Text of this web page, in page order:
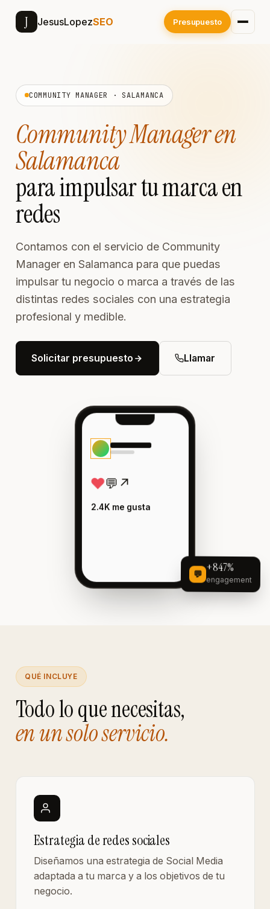
J JesusLopezSEO Presupuesto
COMMUNITY MANAGER · SALAMANCA
Community Manager en
Salamanca
para impulsar tu marca en
redes
Contamos con el servicio de Community
Manager en Salamanca para que puedas
impulsar tu negocio o marca a través de las
distintas redes sociales con una estrategia
profesional y medible.
Solicitar presupuesto Llamar
♥💬 ↗
2.4K me gusta
💬 +847%
engagement
QUÉ INCLUYE
Todo lo que necesitas,
en un solo servicio.
Estrategia de redes sociales
Diseñamos una estrategia de Social Media
adaptada a tu marca y a los objetivos de tu
negocio.